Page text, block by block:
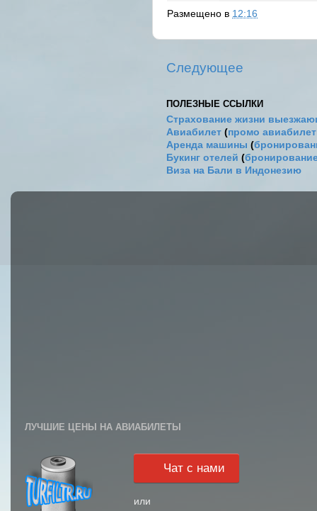
Размещено в 12:16
Следующее
ПОЛЕЗНЫЕ ССЫЛКИ
Страхование жизни
Авиабилет (промо
Аренда машины (
Букинг отелей (
Виза на Бали в Индонезию
ЛУЧШИЕ ЦЕНЫ НА АВИАБИЛЕТЫ
Чат с нами
или